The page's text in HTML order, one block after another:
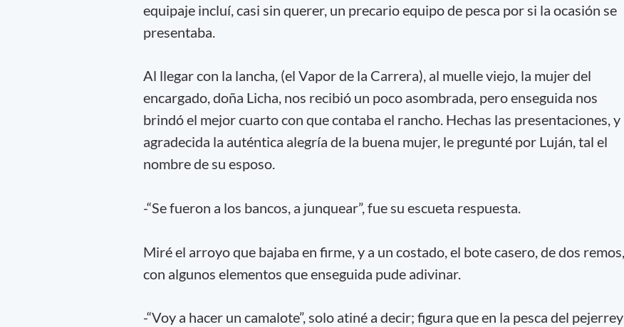
equipaje incluí, casi sin querer, un precario equipo de pesca por si la ocasión se
presentaba.
Al llegar con la lancha, (el Vapor de la Carrera), al muelle viejo, la mujer del
encargado, doña Licha, nos recibió un poco asombrada, pero enseguida nos
brindó el mejor cuarto con que contaba el rancho. Hechas las presentaciones, y
agradecida la auténtica alegría de la buena mujer, le pregunté por Luján, tal el
nombre de su esposo.
-“Se fueron a los bancos, a junquear”, fue su escueta respuesta.
Miré el arroyo que bajaba en firme, y a un costado, el bote casero, de dos remos,
con algunos elementos que enseguida pude adivinar.
-“Voy a hacer un camalote”, solo atiné a decir; figura que en la pesca del pejerrey